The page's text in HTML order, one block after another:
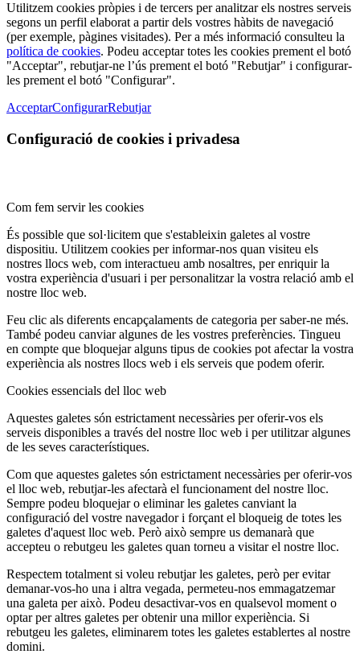
Utilitzem cookies pròpies i de tercers per analitzar els nostres serveis
segons un perfil elaborat a partir dels vostres hàbits de navegació
(per exemple, pàgines visitades). Per a més informació consulteu la
política de cookies. Podeu acceptar totes les cookies prement el botó
"Acceptar", rebutjar-ne l’ús prement el botó "Rebutjar" i configurar-
les prement el botó "Configurar".
AcceptarConfigurarRebutjar
Configuració de cookies i privadesa
Com fem servir les cookies
És possible que sol·licitem que s'estableixin galetes al vostre
dispositiu. Utilitzem cookies per informar-nos quan visiteu els
nostres llocs web, com interactueu amb nosaltres, per enriquir la
vostra experiència d'usuari i per personalitzar la vostra relació amb el
nostre lloc web.
Feu clic als diferents encapçalaments de categoria per saber-ne més.
També podeu canviar algunes de les vostres preferències. Tingueu
en compte que bloquejar alguns tipus de cookies pot afectar la vostra
experiència als nostres llocs web i els serveis que podem oferir.
Cookies essencials del lloc web
Aquestes galetes són estrictament necessàries per oferir-vos els
serveis disponibles a través del nostre lloc web i per utilitzar algunes
de les seves característiques.
Com que aquestes galetes són estrictament necessàries per oferir-vos
el lloc web, rebutjar-les afectarà el funcionament del nostre lloc.
Sempre podeu bloquejar o eliminar les galetes canviant la
configuració del vostre navegador i forçant el bloqueig de totes les
galetes d'aquest lloc web. Però això sempre us demanarà que
accepteu o rebutgeu les galetes quan torneu a visitar el nostre lloc.
Respectem totalment si voleu rebutjar les galetes, però per evitar
demanar-vos-ho una i altra vegada, permeteu-nos emmagatzemar
una galeta per això. Podeu desactivar-vos en qualsevol moment o
optar per altres galetes per obtenir una millor experiència. Si
rebutgeu les galetes, eliminarem totes les galetes establertes al nostre
domini.